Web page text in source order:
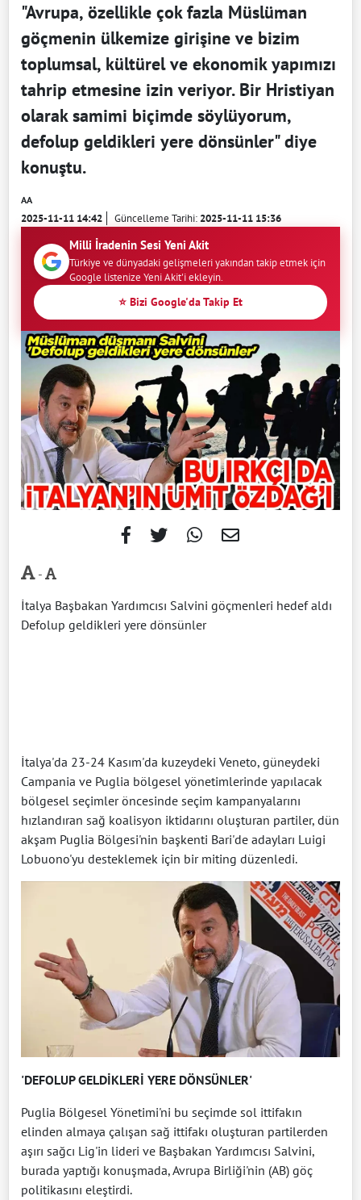
"Avrupa, özellikle çok fazla Müslüman
göçmenin ülkemize girişine ve bizim
toplumsal, kültürel ve ekonomik yapımızı
tahrip etmesine izin veriyor. Bir Hristiyan
olarak samimi biçimde söylüyorum,
defolup geldikleri yere dönsünler" diye
konuştu.
AA
2025-11-11 14:42 Güncelleme Tarihi:2025-11-11 15:36
Milli İradenin Sesi Yeni Akit
Türkiye ve dünyadaki gelişmeleri yakından takip etmek için
Google listenize Yeni Akit'i ekleyin.
⭐ Bizi Google'da Takip Et
-
İtalya Başbakan Yardımcısı Salvini göçmenleri hedef aldı
Defolup geldikleri yere dönsünler
İtalya'da 23-24 Kasım'da kuzeydeki Veneto, güneydeki
Campania ve Puglia bölgesel yönetimlerinde yapılacak
bölgesel seçimler öncesinde seçim kampanyalarını
hızlandıran sağ koalisyon iktidarını oluşturan partiler, dün
akşam Puglia Bölgesi'nin başkenti Bari'de adayları Luigi
Lobuono'yu desteklemek için bir miting düzenledi.
'DEFOLUP GELDİKLERİ YERE DÖNSÜNLER'
Puglia Bölgesel Yönetimi'ni bu seçimde sol ittifakın
elinden almaya çalışan sağ ittifakı oluşturan partilerden
aşırı sağcı Lig'in lideri ve Başbakan Yardımcısı Salvini,
burada yaptığı konuşmada, Avrupa Birliği'nin (AB) göç
politikasını eleştirdi.